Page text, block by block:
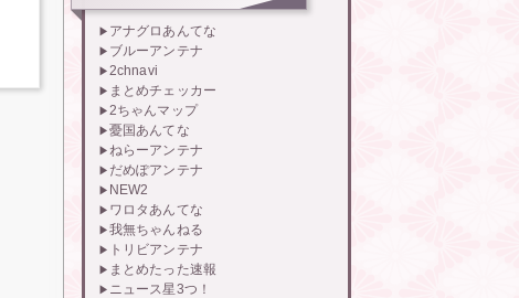
アナグロあんてな
ブルーアンテナ
2chnavi
まとめチェッカー
2ちゃんマップ
憂国あんてな
ねらーアンテナ
だめぽアンテナ
NEW2
ワロタあんてな
我無ちゃんねる
トリビアンテナ
まとめたった速報
ニュース星3つ！